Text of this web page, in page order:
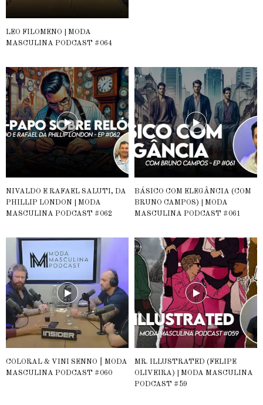
LEO FILOMENO | MODA
MASCULINA PODCAST #064
NIVALDO E RAFAEL SALUTI, DA
PHILLIP LONDON | MODA
MASCULINA PODCAST #062
BÁSICO COM ELEGÂNCIA (COM
BRUNO CAMPOS) | MODA
MASCULINA PODCAST #061
COLORAL & VINI SENNO ⎮ MODA
MASCULINA PODCAST #060
MR. ILLUSTRATED (FELIPE
OLIVEIRA) | MODA MASCULINA
PODCAST #59